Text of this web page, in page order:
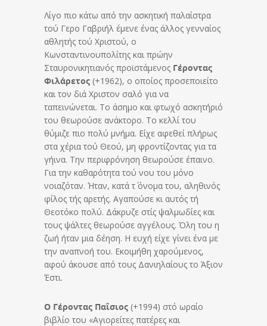
Λίγο πιο κάτω από την ασκητική παλαίστρα
τού Γερο Γαβριήλ έμενε ένας άλλος γενναίος
αθλητής τού Χριστού, ο
Κωνσταντινουπολίτης και πρώην
Σταυρονικητιανός προϊστάμενος Γέροντας
Φιλάρετος (+1962), ο οποίος προσεποιείτο
και τον διά Χριστον σαλό για να
ταπεινώνεται. Το άσημο και φτωχό ασκητήριό
του θεωρούσε ανάκτορο. Το κελλί του
θύμιζε πιο πολύ μνήμα. Είχε αφεθεί πλήρως
στα χέρια τού Θεού, μη φροντίζοντας για τα
γήινα. Την περιφρόνηση θεωρούσε έπαινο.
Για την καθαρότητα τού νου του μόνο
νοιαζόταν. Ήταν, κατά τ΄ όνομα του, αληθινός
φίλος τής αρετής. Αγαπούσε κι αυτός τή
Θεοτόκο πολύ. Δάκρυζε στίς ψαλμωδίες και
τους ψάλτες θεωρούσε αγγέλους. Όλη του η
ζωή ήταν μια δέηση. Η ευχή είχε γίνει ένα με
την αναπνοή του. Εκοιμήθη χαρούμενος,
αφού άκουσε από τους Δανιηλαίους το Άξιον
Έστι.
Ο Γέροντας Παΐσιος (+1994) στό ωραίο
βιβλίο του «Αγιορείτες πατέρες και